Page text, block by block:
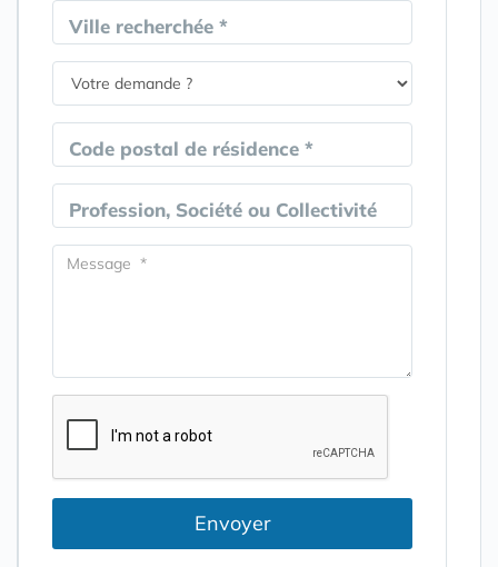
Ville recherchée *
Code postal de résidence *
Profession, Société ou Collectivité
Envoyer